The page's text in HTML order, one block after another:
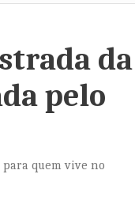
da
pelo
quem vive no